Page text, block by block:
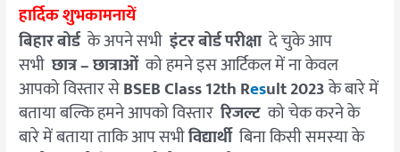
हार्दिक शुभकामनायें
बिहार बोर्डके अपने सभी इंटर बोर्ड परीक्षादे चुके आप
सभी छात्र – छात्राओंको हमने इस आर्टिकल में ना केवल
आपको विस्तार सेBSEB Class 12th Result 2023के बारे में
बताया बल्कि हमने आपको विस्तार रिजल्ट को चेक करने के
बारे में बताया ताकि आप सभीविद्यार्थीबिना किसी समस्या के